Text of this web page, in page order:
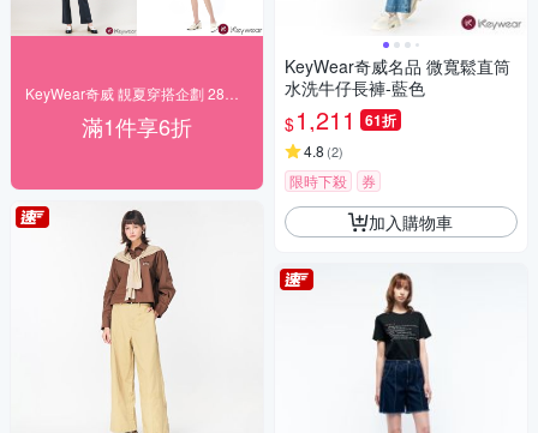
滿1件享6折
KeyWear奇威名品 微寬鬆直筒
水洗牛仔長褲-藍色
$1,211 61折
4.8 (2)
限時下殺 券
加入購物車